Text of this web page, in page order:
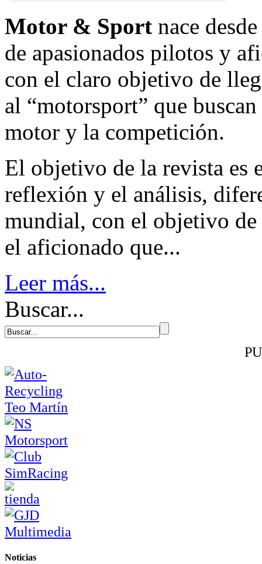
Motor & Sport nace
de apasionados pilotos y
con el claro objetivo de
al “motorsport” que
motor y la competición.
El objetivo de la revista es
reflexión y el análisis,
mundial, con el objetivo
el aficionado que...
Leer más...
Buscar...
Noticias